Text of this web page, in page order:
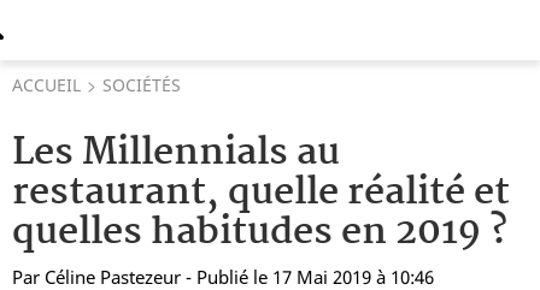
ACCUEIL SOCIÉTÉS
Les Millennials au
restaurant, quelle réalité et
quelles habitudes en 2019 ?
Par Céline Pastezeur - Publié le 17 Mai 2019 à 10:46